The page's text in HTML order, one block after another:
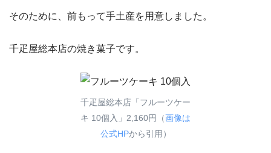
そのために、前もって手土産を用意しました。
千疋屋総本店の焼き菓子です。
千疋屋総本店「フルーツケー
キ 10個入」2,160円（画像は
公式HPから引用）